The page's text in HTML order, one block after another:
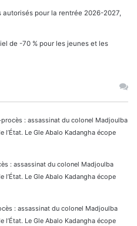
pour la rentrée 2026-2027,
de -70 % pour les jeunes et les
: assassinat du colonel Madjoulba
l’État. Le Gle Abalo Kadangha écope
: assassinat du colonel Madjoulba
l’État. Le Gle Abalo Kadangha écope
: assassinat du colonel Madjoulba
l’État. Le Gle Abalo Kadangha écope